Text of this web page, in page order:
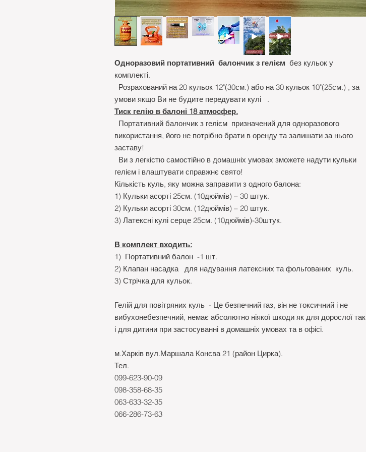
Одноразовий портативний балончик з гелієм без кульок у
комплекті.
Розрахований на 20 кульок 12"(30см.) або на 30 кульок 10"(25см.) , за
умови якщо Ви не будите передувати кулі .
Тиск гелію в балоні 18 атмосфер.
Портативний балончик з гелієм призначений для одноразового
використання, його не потрібно брати в оренду та залишати за нього
заставу!
Ви з легкістю самостійно в домашніх умовах зможете надути кульки
гелієм і влаштувати справжнє свято!
Кількість куль, яку можна заправити з одного балона:
1) Кульки асорті 25см. (10дюймів) – 30 штук.
2) Кульки асорті 30см. (12дюймів) – 20 штук.
3) Латексні кулі серце 25см. (10дюймів)-30штук.
В комплект входить:
1) Портативний балон -1 шт.
2) Клапан насадка для надування латексних та фольгованих куль.
3) Стрічка для кульок.
Гелій для повітряних куль - Це безпечний газ, він не токсичний і не
вибухонебезпечний, немає абсолютно ніякої шкоди як для дорослої так
і для дитини при застосуванні в домашніх умовах та в офісі.
м.Харків вул.Маршала Конєва 21 (район Цирка).
Тел.
099-623-90-09
098-358-68-35
063-633-32-35
066-286-73-63